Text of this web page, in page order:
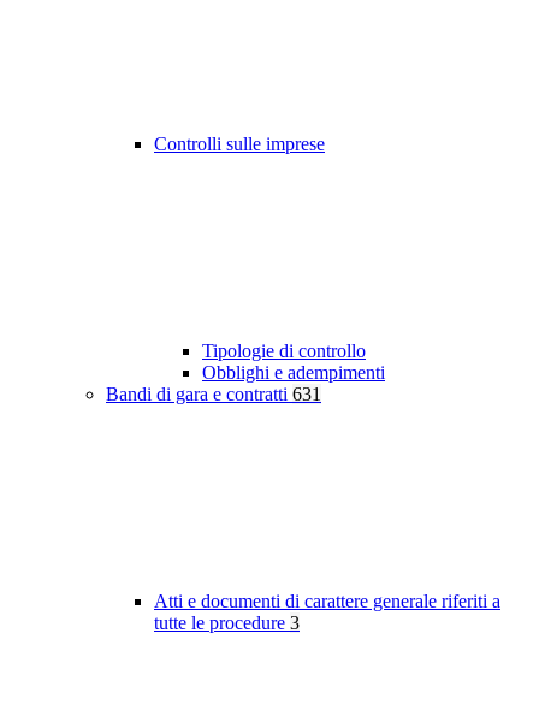
Controlli sulle imprese
Tipologie di controllo
Obblighi e adempimenti
Bandi di gara e contratti 631
Atti e documenti di carattere generale riferiti a
tutte le procedure 3